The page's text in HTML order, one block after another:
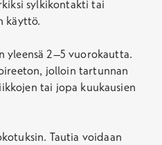
kolme
yhden rokotuskäynnin.
sylkikontakti tai
käyttö.
yleensä 2–5 vuorokautta.
jolloin tartunnan
tai jopa kuukausien
Tautia voidaan